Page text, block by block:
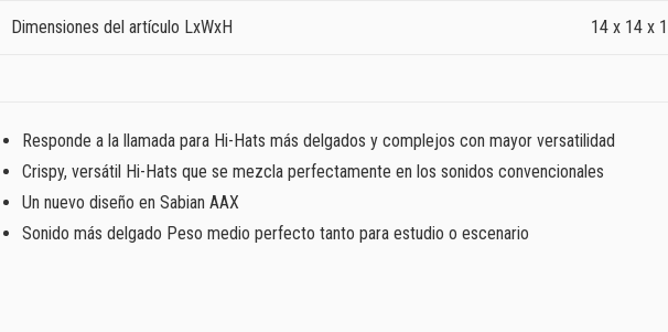
Dimensiones del artículo LxWxH 14 x 14 x
Responde a la llamada para Hi-Hats más delgados y complejos con mayor versatilidad
Crispy, versátil Hi-Hats que se mezcla perfectamente en los sonidos convencionales
Un nuevo diseño en Sabian AAX
Sonido más delgado Peso medio perfecto tanto para estudio o escenario